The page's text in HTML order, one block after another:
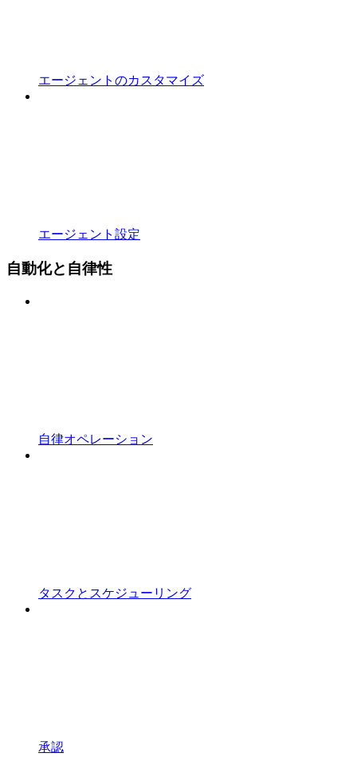
エージェントのカスタマイズ
エージェント設定
自動化と自律性
自律オペレーション
タスクとスケジューリング
承認